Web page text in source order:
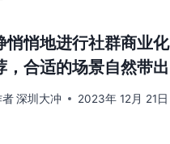
悄悄地进行社群商业
，合适的场景自然带
者深圳大冲 2023年 12月 21日